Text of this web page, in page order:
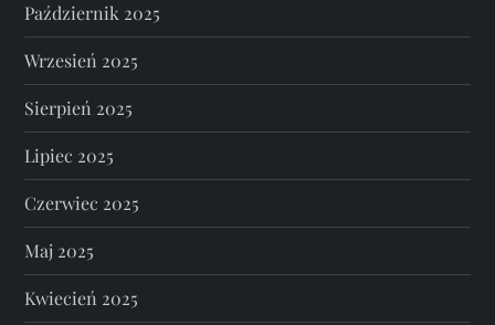
Październik 2025
Wrzesień 2025
Sierpień 2025
Lipiec 2025
Czerwiec 2025
Maj 2025
Kwiecień 2025